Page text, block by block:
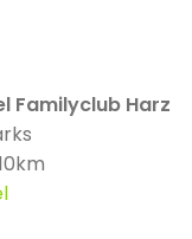
Familyclub Harz